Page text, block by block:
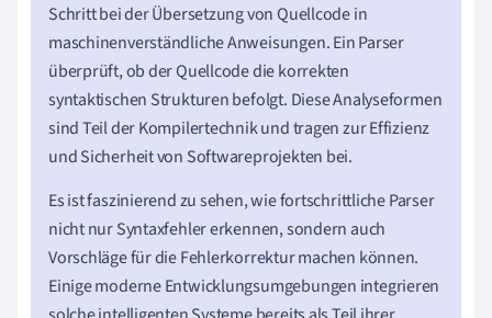
Schritt bei der Übersetzung von Quellcode in
maschinenverständliche Anweisungen. Ein Parser
überprüft, ob der Quellcode die korrekten
syntaktischen Strukturen befolgt. Diese Analyseformen
sind Teil der Kompilertechnik und tragen zur Effizienz
und Sicherheit von Softwareprojekten bei.
Es ist faszinierend zu sehen, wie fortschrittliche Parser
nicht nur Syntaxfehler erkennen, sondern auch
Vorschläge für die Fehlerkorrektur machen können.
Einige moderne Entwicklungsumgebungen integrieren